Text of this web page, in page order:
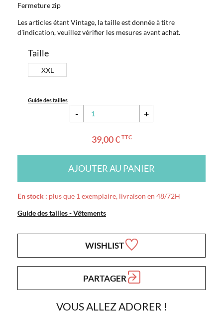
Fermeture zip
Les articles étant Vintage, la taille est donnée à titre
d'indication, veuillez vérifier les mesures avant achat.
Taille
XXL
Guide des tailles
- +
39,00 € TTC
AJOUTER AU PANIER
En stock : plus que 1 exemplaire, livraison en 48/72H
Guide des tailles - Vêtements
WISHLIST
PARTAGER
VOUS ALLEZ ADORER !